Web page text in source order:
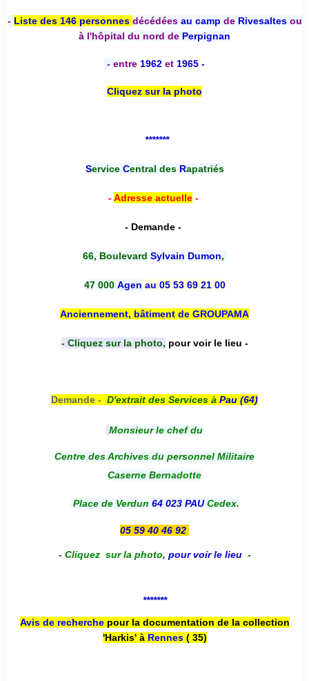
- Liste des 146 personnes décédées au camp deRivesaltesou
à l'hôpital du nord de Perpignan
- entre 1962 et 1965 -
Cliquez sur la photo
*******
Service Central desRapatriés
-Adresse actuelle-
- Demande -
66, Boulevard Sylvain Dumon,
47 000 Agen au 05 53 69 21 00
Anciennement, bâtiment de GROUPAMA
- Cliquez sur la photo, pour voir le lieu -
Demande - D'extrait des Services à Pau (64)
Monsieur le chef du
Centre des Archives du personnel Militaire
Caserne Bernadotte
Place de Verdun 64 023 PAUCedex.
05 59 40 46 92
- Cliquez sur la photo, pour voir le lieu -
*******
Avis de recherche pour la documentation de la collection
'Harkis' à Rennes( 35)